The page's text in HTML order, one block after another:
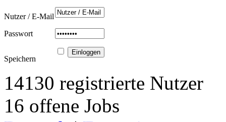
Nutzer / E-Mail
Passwort
Speichern
14130 registrierte Nutzer
16 offene Jobs